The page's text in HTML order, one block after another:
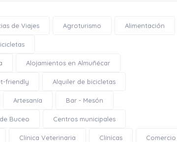
de Viajes Agroturismo Alimentación
Alojamientos en Almuñécar
friendly Alquiler de bicicletas
Artesanía Bar - Mesón
Buceo Centros municipales
Clínica Veterinaria Clínicas Comercio